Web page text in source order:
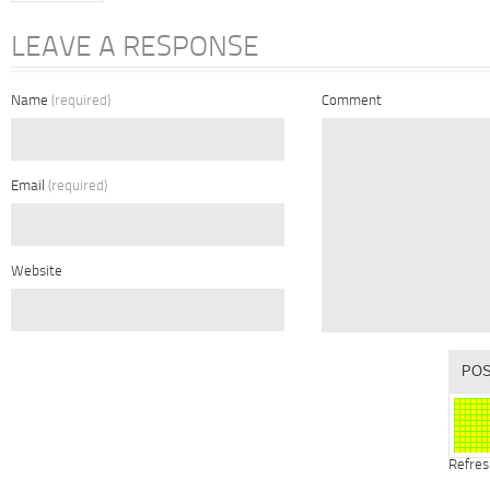
LEAVE A RESPONSE
Name (required)
Email (required)
Website
Comment